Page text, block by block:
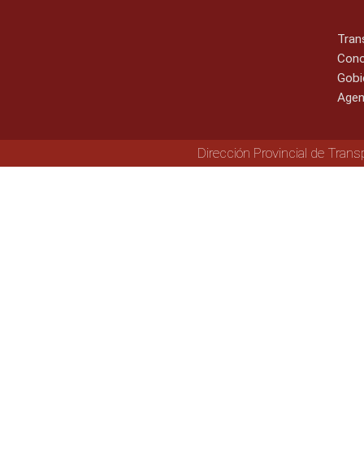
Dirección Provincial de